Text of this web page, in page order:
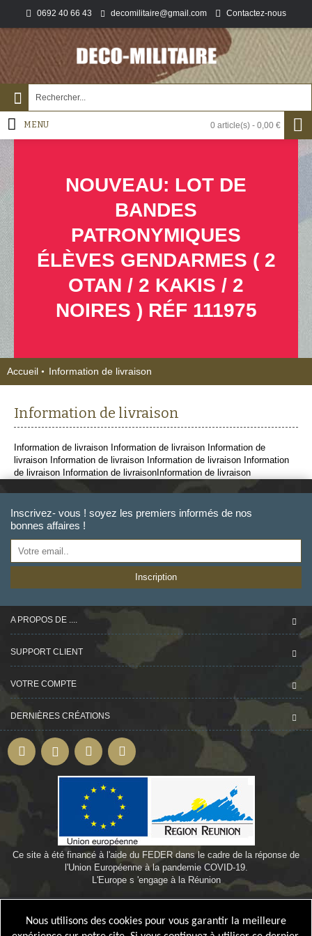
0692 40 66 43 decomilitaire@gmail.com Contactez-nous
0 article(s) - 0,00 €
MENU
NOUVEAU: LOT DE
BANDES
PATRONYMIQUES
ÉLÈVES GENDARMES ( 2
OTAN / 2 KAKIS / 2
NOIRES ) RÉF 111975
Accueil Information de livraison
Information de livraison
Information de livraison Information de livraison Information de
livraison Information de livraison Information de livraison Information
de livraison Information de livraisonInformation de livraison
Inscrivez- vous ! soyez les premiers informés de nos
bonnes affaires !
Inscription
A PROPOS DE ....
SUPPORT CLIENT
VOTRE COMPTE
DERNIÈRES CRÉATIONS
Ce site à été financé à l'aide du FEDER dans le cadre de la réponse de
l'Union Européenne à la pandemie COVID-19.
L'Europe s 'engage à la Réunion
Nous utilisons des cookies pour vous garantir la meilleure